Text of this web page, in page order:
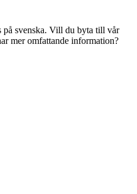
på svenska. Vill du byta till vår
mer omfattande information?